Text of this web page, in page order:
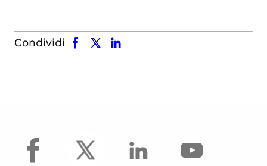
Condividi
facebook x.com linkedin
facebook